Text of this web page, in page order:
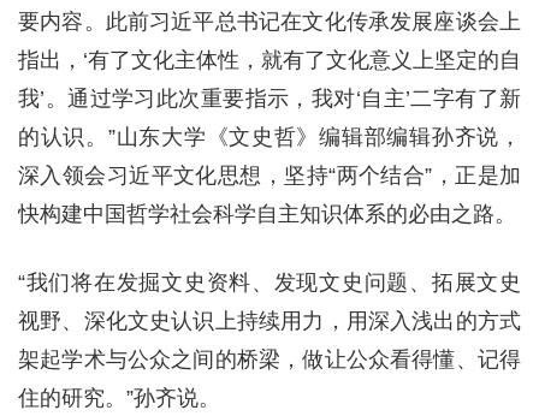
要内容。此前习近平总书记在文化传承发展座谈会上
指出，‘有了文化主体性，就有了文化意义上坚定的自
我’。通过学习此次重要指示，我对‘自主’二字有了新
的认识。”山东大学《文史哲》编辑部编辑孙齐说，
深入领会习近平文化思想，坚持“两个结合”，正是加
快构建中国哲学社会科学自主知识体系的必由之路。
“我们将在发掘文史资料、发现文史问题、拓展文史
视野、深化文史认识上持续用力，用深入浅出的方式
架起学术与公众之间的桥梁，做让公众看得懂、记得
住的研究。”孙齐说。